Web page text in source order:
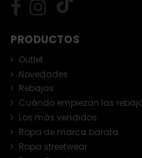
PRODUCTOS
Outlet
Novedades
Rebajas
Cuándo empiezan las
Los más vendidos
Ropa de marca barata
Ropa streetwear